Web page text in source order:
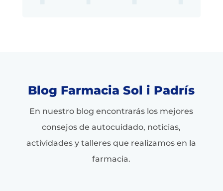
Blog Farmacia Sol i Padrís
En nuestro blog encontrarás los mejores
consejos de autocuidado, noticias,
actividades y talleres que realizamos en la
farmacia.